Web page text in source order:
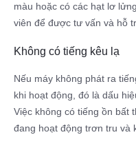
màu hoặc có các hạt lơ
viên để được tư vấn và hỗ
Không có tiếng kêu lạ
Nếu máy không phát ra
khi hoạt động, đó là dấu
Việc không có tiếng ồn bất
đang hoạt động trơn tru và